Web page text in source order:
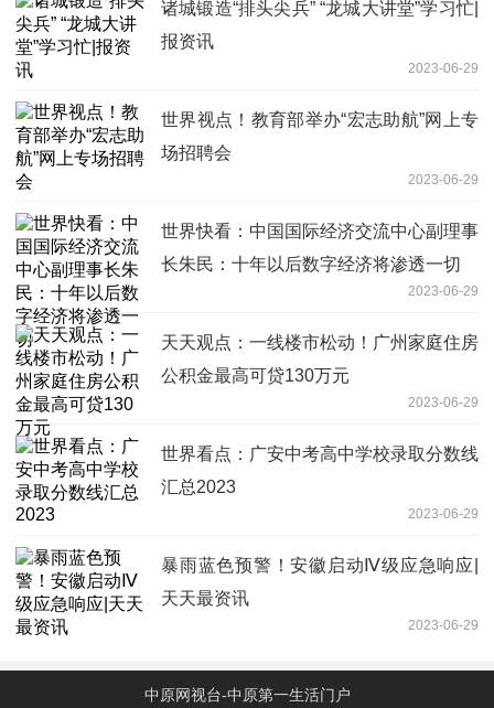
诸城锻造“排头尖兵” “龙城大讲堂”学习忙|
报资讯
2023-06-29
世界视点！教育部举办“宏志助航”网上专
场招聘会
2023-06-29
世界快看：中国国际经济交流中心副理事
长朱民：十年以后数字经济将渗透一切
2023-06-29
天天观点：一线楼市松动！广州家庭住房
公积金最高可贷130万元
2023-06-29
世界看点：广安中考高中学校录取分数线
汇总2023
2023-06-29
暴雨蓝色预警！安徽启动Ⅳ级应急响应|
天天最资讯
2023-06-29
中原网视台-中原第一生活门户